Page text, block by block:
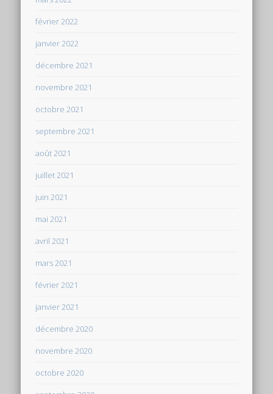
février 2022
janvier 2022
décembre 2021
novembre 2021
octobre 2021
septembre 2021
août 2021
juillet 2021
juin 2021
mai 2021
avril 2021
mars 2021
février 2021
janvier 2021
décembre 2020
novembre 2020
octobre 2020